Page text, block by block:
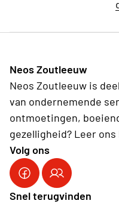
Neos Zoutleeuw
Neos Zoutleeuw is
van ondernemende
ontmoetingen,
gezelligheid? Leer ons
Volg ons
Snel terugvinden